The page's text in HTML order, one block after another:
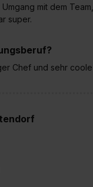
mit dem
super.
Chef und sehr